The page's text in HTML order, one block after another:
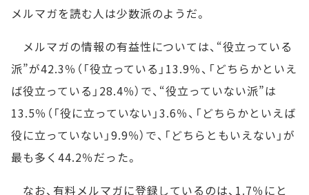
メルマガを読む人は少数派のようだ。
メルマガの情報の有益性については、“役立っている
派”が42.3％（「役立っている」13.9％、「どちらかといえ
ば役立っている」28.4％）で、“役立っていない派”は
13.5％（「役に立っていない」3.6％、「どちらかといえば
役に立っていない」9.9％）で、「どちらともいえない」が
最も多く44.2％だった。
なお、有料メルマガに登録しているのは、1.7％にと